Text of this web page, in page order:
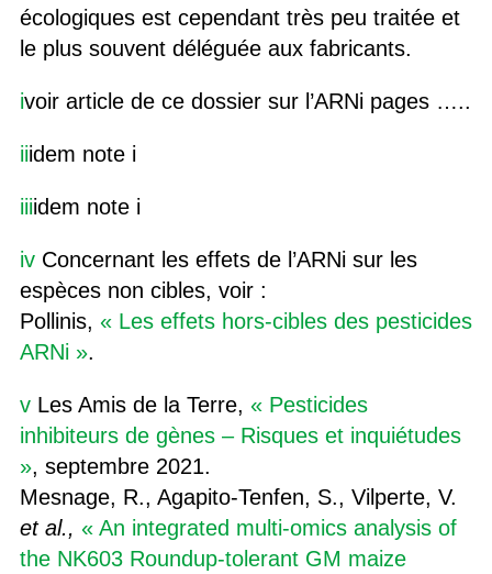
écologiques est cependant très peu traitée et
le plus souvent déléguée aux fabricants.
ivoir article de ce dossier sur l’ARNi pages …..
iiidem note i
iiiidem note i
ivConcernant les effets de l’ARNi sur les
espèces non cibles, voir :
Pollinis, « Les effets hors-cibles des pesticides
ARNi ».
vLes Amis de la Terre, « Pesticides
inhibiteurs de gènes – Risques et inquiétudes
», septembre 2021.
Mesnage, R., Agapito-Tenfen, S., Vilperte, V.
et al., « An integrated multi-omics analysis of
the NK603 Roundup-tolerant GM maize